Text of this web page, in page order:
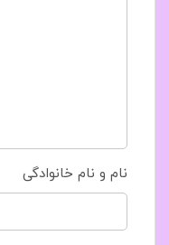
نام و نام خانوادگی